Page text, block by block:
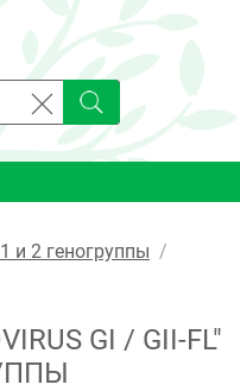
и 2 геногруппы
GI / GII-FL"